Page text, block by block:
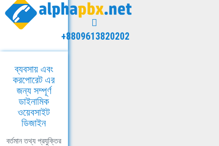
+8809613820202
ব্যবসায় এবং
করপোরেট এর
জন্য সম্পূর্ণ
ডাইনামিক
ওয়েবসাইট
ডিজাইন
বর্তমান তথ্য প্রযুক্তির